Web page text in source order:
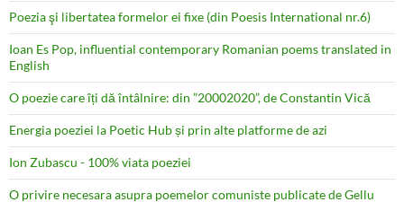
Poezia şi libertatea formelor ei fixe (din Poesis International nr.6)
Ioan Es Pop, influential contemporary Romanian poems translated in
English
O poezie care îți dă întâlnire: din ”20002020”, de Constantin Vică
Energia poeziei la Poetic Hub și prin alte platforme de azi
Ion Zubascu - 100% viata poeziei
O privire necesara asupra poemelor comuniste publicate de Gellu